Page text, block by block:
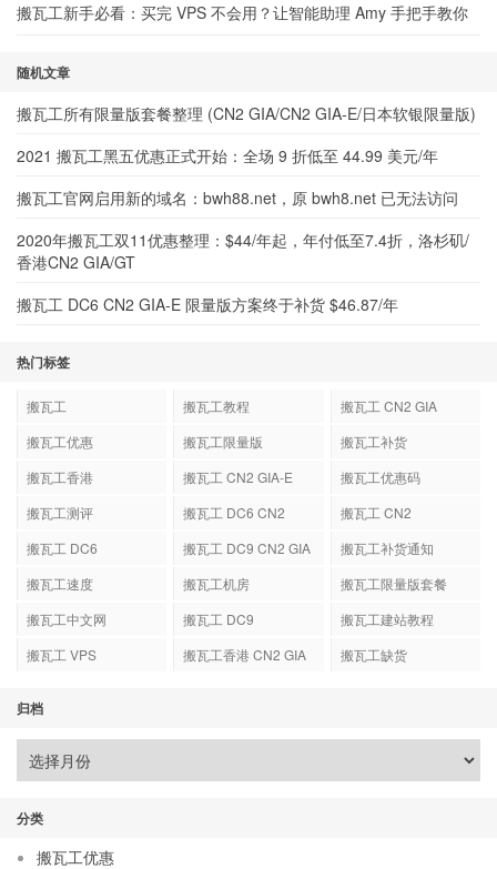
搬瓦工新手必看：买完 VPS 不会用？让智能助理 Amy 手把手教你
随机文章
搬瓦工所有限量版套餐整理 (CN2 GIA/CN2 GIA-E/日本软银限量版)
2021 搬瓦工黑五优惠正式开始：全场 9 折低至 44.99 美元/年
搬瓦工官网启用新的域名：bwh88.net，原 bwh8.net 已无法访问
2020年搬瓦工双11优惠整理：$44/年起，年付低至7.4折，洛杉矶/
香港CN2 GIA/GT
搬瓦工 DC6 CN2 GIA-E 限量版方案终于补货 $46.87/年
热门标签
搬瓦工 搬瓦工教程
搬瓦工 CN2 GIA
搬瓦工优惠
搬瓦工限量版
搬瓦工补货
搬瓦工香港
搬瓦工 CN2 GIA-E
搬瓦工优惠码
搬瓦工测评
搬瓦工 DC6 CN2
搬瓦工 CN2
搬瓦工 DC6
搬瓦工 DC9 CN2 GIA
搬瓦工补货通知
搬瓦工速度
搬瓦工机房
搬瓦工限量版套餐
搬瓦工中文网
搬瓦工 DC9
搬瓦工建站教程
搬瓦工 VPS
搬瓦工香港 CN2 GIA 搬瓦工缺货
归档
分类
搬瓦工优惠